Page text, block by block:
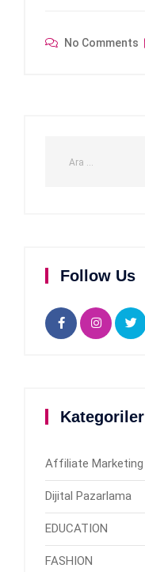
No Comments
Follow Us
Kategoriler
Affiliate Marketing
Dijital Pazarlama
EDUCATION
FASHION